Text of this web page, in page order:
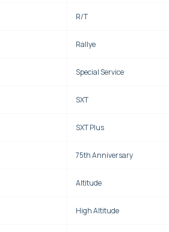
R/T
Rallye
Special Service
SXT
SXT Plus
75th Anniversary
Altitude
High Altitude